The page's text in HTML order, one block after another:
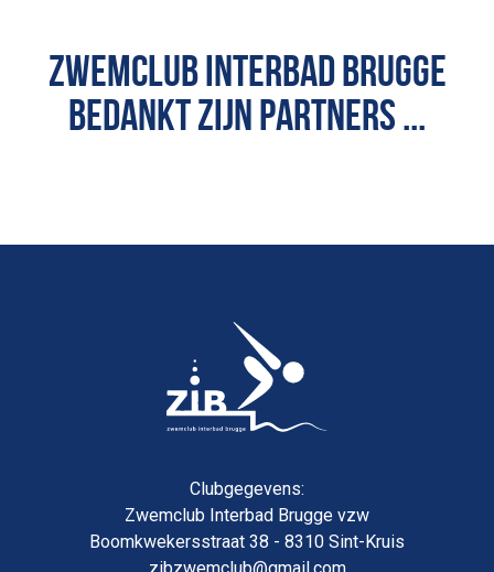
ZWEMCLUB INTERBAD BRUGGE
BEDANKT ZIJN PARTNERS ...
Clubgegevens:
Zwemclub Interbad Brugge vzw
Boomkwekersstraat 38 - 8310 Sint-Kruis
zibzwemclub@gmail.com